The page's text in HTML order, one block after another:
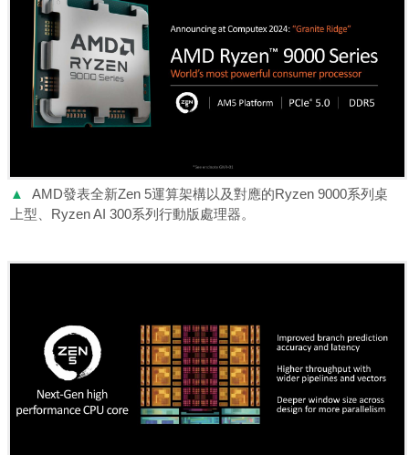
▲
AMD發表全新Zen 5運算架構以及對應的Ryzen 9000系列桌
上型、Ryzen AI 300系列行動版處理器。